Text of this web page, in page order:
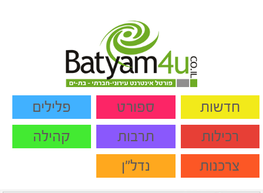
חדשות ספורט
פלילים
רכילות
תרבות
קהילה
צרכנות
נדל"ן